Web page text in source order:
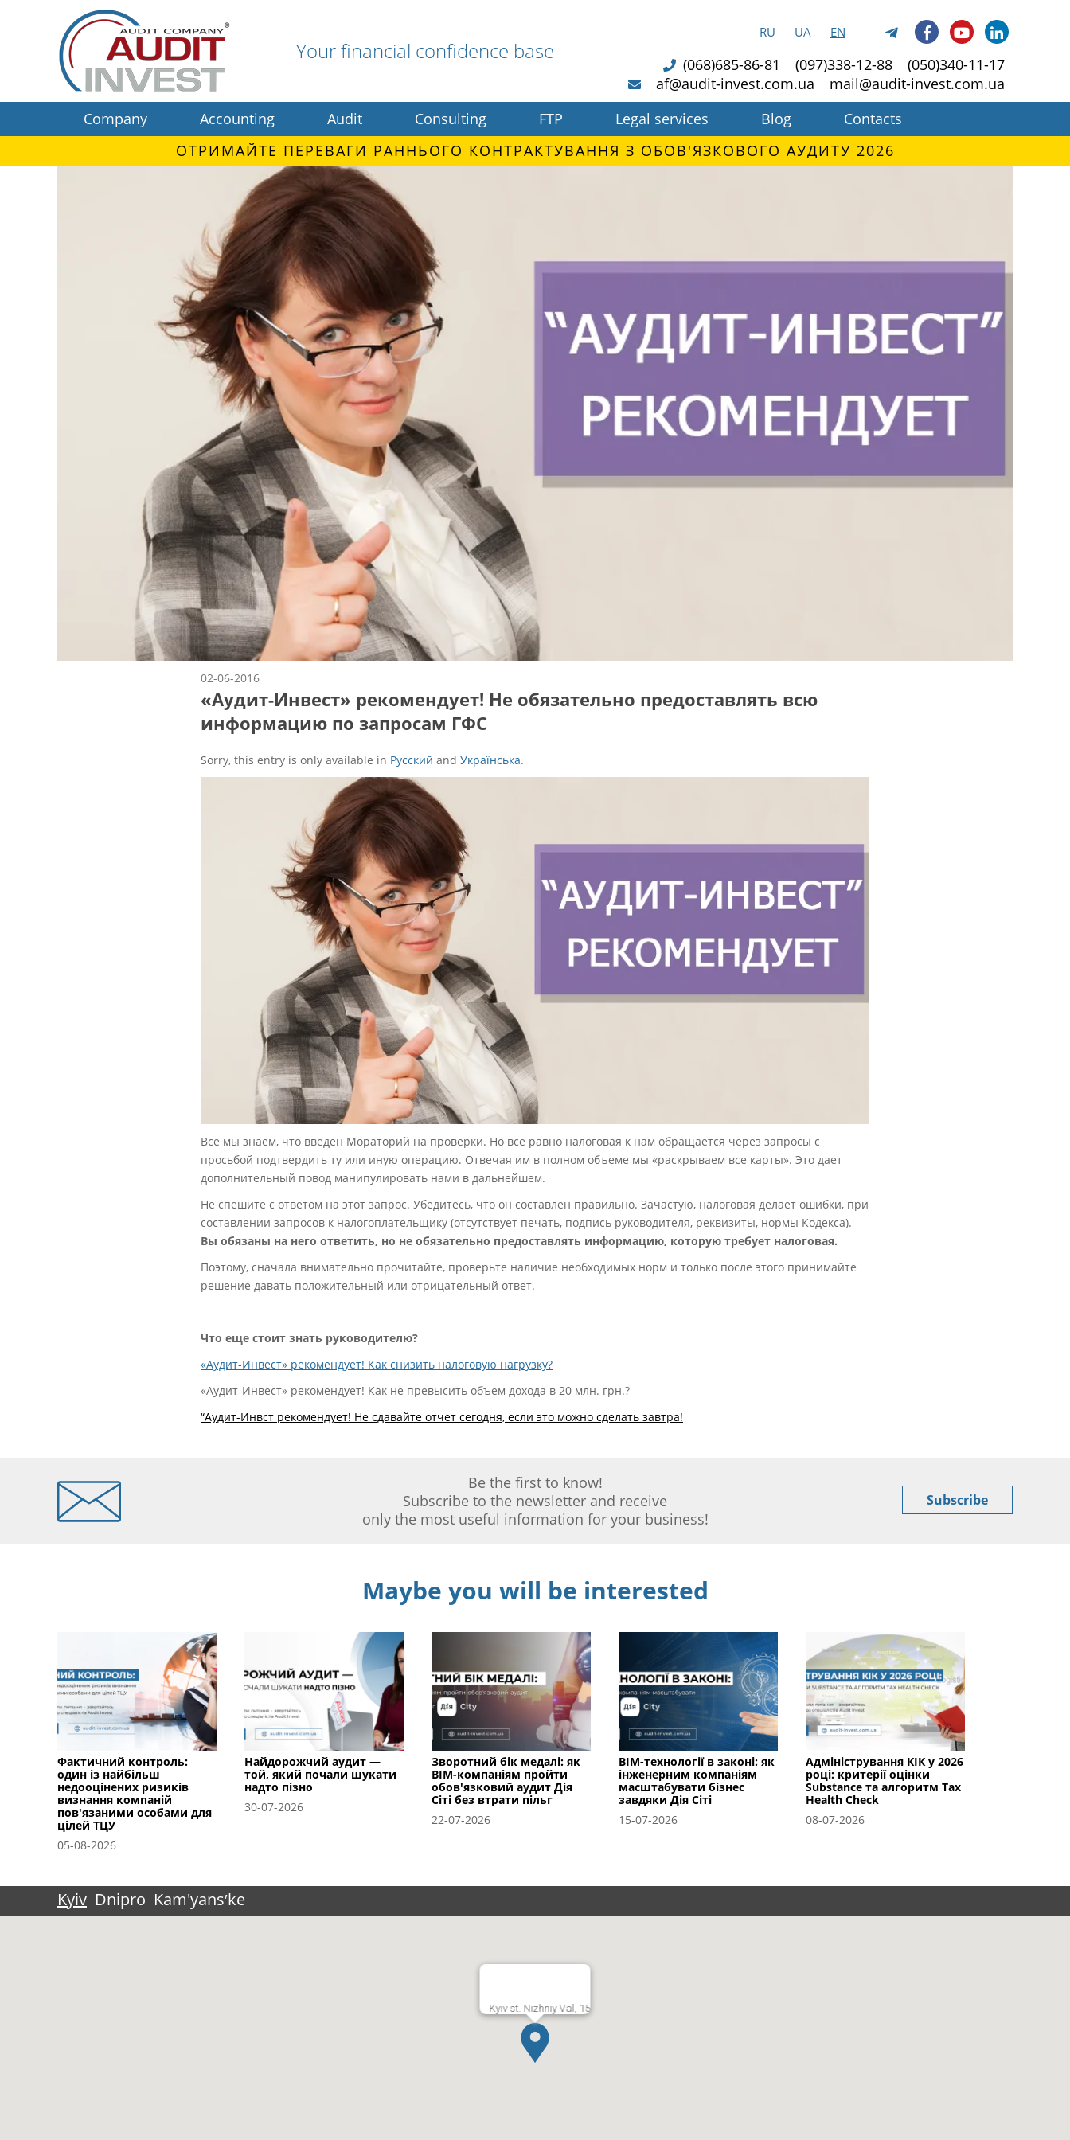
Your financial confidence base
RU UA EN
(068)685-86-81 (097)338-12-88
(050)340-11-17
af@audit-invest.com.ua
mail@audit-invest.com.ua
Company
Accounting Audit Consulting FTP Legal services Blog
Contacts
ОТРИМАЙТЕ ПЕРЕВАГИ РАННЬОГО КОНТРАКТУВАННЯ З ОБОВ'ЯЗКОВОГО АУДИТУ 2026
02-06-2016
«Аудит-Инвест» рекомендует! Не обязательно предоставлять всю
информацию по запросам ГФС
Sorry, this entry is only available in Русский and Українська.
Все мы знаем, что введен Мораторий на проверки. Но все равно налоговая к нам обращается через запросы с
просьбой подтвердить ту или иную операцию. Отвечая им в полном объеме мы «раскрываем все карты». Это дает
дополнительный повод манипулировать нами в дальнейшем.
Не спешите с ответом на этот запрос. Убедитесь, что он составлен правильно. Зачастую, налоговая делает ошибки, при
составлении запросов к налогоплательщику (отсутствует печать, подпись руководителя, реквизиты, нормы Кодекса).
Вы обязаны на него ответить, но не обязательно предоставлять информацию, которую требует налоговая.
Поэтому, сначала внимательно прочитайте, проверьте наличие необходимых норм и только после этого принимайте
решение давать положительный или отрицательный ответ.
Что еще стоит знать руководителю?
«Аудит-Инвест» рекомендует! Как снизить налоговую нагрузку?
«Аудит-Инвест» рекомендует! Как не превысить объем дохода в 20 млн. грн.?
“Аудит-Инвст рекомендует! Не сдавайте отчет сегодня, если это можно сделать завтра!
Be the first to know!
Subscribe to the newsletter and receive
only the most useful information for your business!
Subscribe
Maybe you will be interested
Фактичний контроль:
один із найбільш
недооцінених ризиків
визнання компаній
пов'язаними особами для
цілей ТЦУ
05-08-2026
Найдорожчий аудит —
той, який почали шукати
надто пізно
30-07-2026
Зворотний бік медалі: як
BIM-компаніям пройти
обов'язковий аудит Дія
Сіті без втрати пільг
22-07-2026
BIM-технології в законі: як
інженерним компаніям
масштабувати бізнес
завдяки Дія Сіті
15-07-2026
Адміністрування КІК у 2026
році: критерії оцінки
Substance та алгоритм Tax
Health Check
08-07-2026
Kyiv Dnipro Kam'yansʹke
Kyiv st. Nizhniy Val, 15